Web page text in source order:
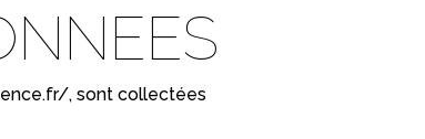
, sont collectées